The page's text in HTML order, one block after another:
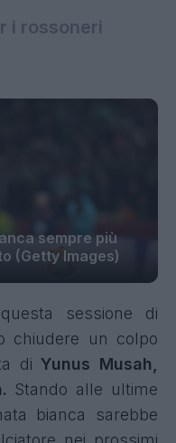
i rossoneri
sempre più
(Getty Images)
sessione di
chiudere un colpo
diYunus Musah,
Stando alle ultime
bianca sarebbe